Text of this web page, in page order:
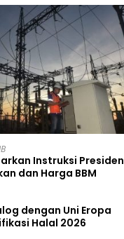
Instruksi Presiden
dan Harga BBM
dengan Uni Eropa
Halal 2026